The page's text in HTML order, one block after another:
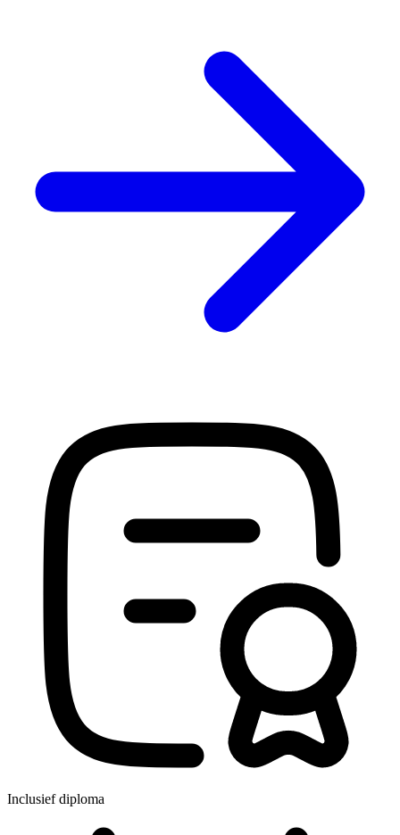
Inclusief diploma